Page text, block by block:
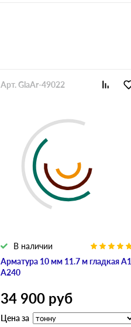
Арматура 10 мм 11.7 м гладкая А1
А240
В наличии
Арт. GlaAr-49022
34 900 руб
Цена за